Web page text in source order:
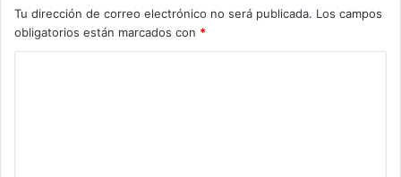
Tu dirección de correo electrónico no será publicada. Los campos
obligatorios están marcados con *